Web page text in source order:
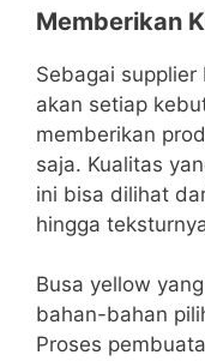
Memberikan
Sebagai
akan setiap
memberikan
saja. Kualitas
ini bisa dilihat
hingga
Busa yellow
bahan-bahan
Proses